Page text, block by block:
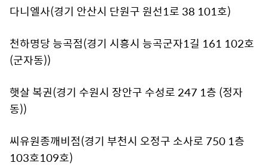
다니엘사(경기 안산시 단원구 원선1로 38 101호)
천하명당 능곡점(경기 시흥시 능곡군자1길 161 102호
(군자동))
햇살 복권(경기 수원시 장안구 수성로 247 1층 (정자
동))
씨유원종깨비점(경기 부천시 오정구 소사로 750 1층
103호109호)